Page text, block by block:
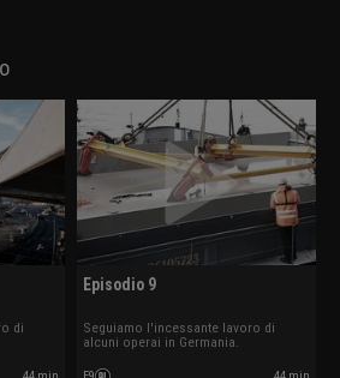
di
Episodio 9
Seguiamo l'incessante lavoro di
alcuni operai in Germania.